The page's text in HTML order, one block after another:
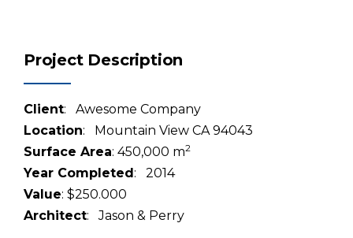
Project Description
Client: Awesome Company
Location: Mountain View CA 94043
Surface Area: 450,000 m2
Year Completed : 2014
Value: $250.000
Architect: Jason & Perry